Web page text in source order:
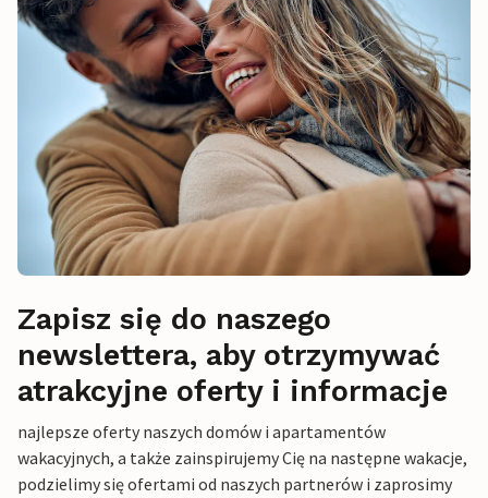
Zapisz się do naszego
newslettera, aby otrzymywać
atrakcyjne oferty i informacje
najlepsze oferty naszych domów i apartamentów
wakacyjnych, a także zainspirujemy Cię na następne wakacje,
podzielimy się ofertami od naszych partnerów i zaprosimy